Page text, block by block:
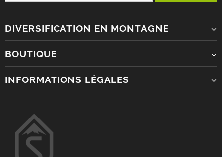
DIVERSIFICATION EN MONTAGNE
BOUTIQUE
INFORMATIONS LÉGALES